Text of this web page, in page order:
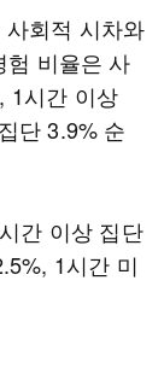
사회적 시차와
험 비율은 사
1시간 이상
단 3.9% 순
간 이상 집단
1시간 미